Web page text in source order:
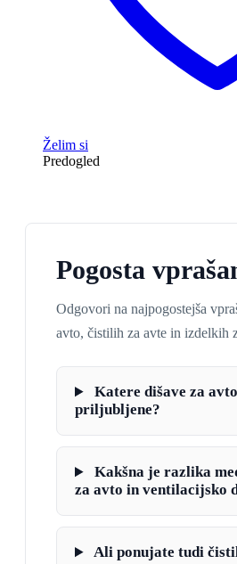
Želim si
Predogled
Pogosta
Odgovori na najpogostejša
avto, čistilih za avte in izdelkih
Katere dišave za
priljubljene?
Kakšna je razlika
za avto in ventilacijsko
Ali ponujate tudi